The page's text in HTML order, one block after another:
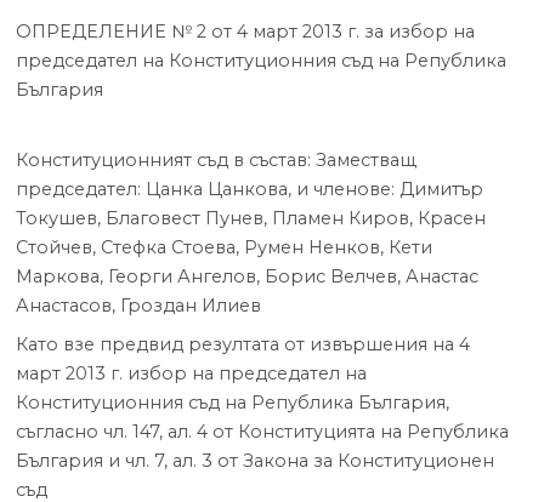
ОПРЕДЕЛЕНИЕ № 2 от 4 март 2013 г. за избор на
председател на Конституционния съд на Република
България
Конституционният съд в състав: Заместващ
председател: Цанка Цанкова, и членове: Димитър
Токушев, Благовест Пунев, Пламен Киров, Красен
Стойчев, Стефка Стоева, Румен Ненков, Кети
Маркова, Георги Ангелов, Борис Велчев, Анастас
Анастасов, Гроздан Илиев
Като взе предвид резултата от извършения на 4
март 2013 г. избор на председател на
Конституционния съд на Република България,
съгласно чл. 147, ал. 4 от Конституцията на Република
България и чл. 7, ал. 3 от Закона за Конституционен
съд